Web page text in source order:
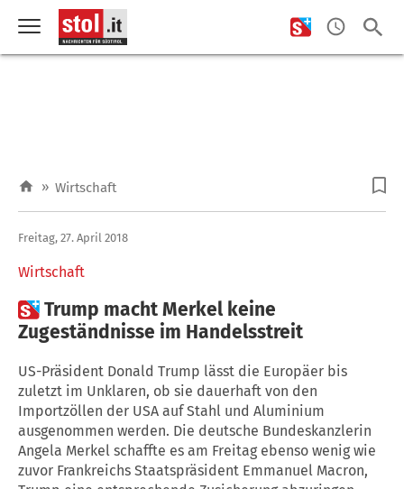
» Wirtschaft
Wirtschaft
Freitag, 27. April 2018
Trump macht Merkel keine
Zugeständnisse im Handelsstreit
US-Präsident Donald Trump lässt die Europäer bis
zuletzt im Unklaren, ob sie dauerhaft von den
Importzöllen der USA auf Stahl und Aluminium
ausgenommen werden. Die deutsche Bundeskanzlerin
Angela Merkel schaffte es am Freitag ebenso wenig wie
zuvor Frankreichs Staatspräsident Emmanuel Macron,